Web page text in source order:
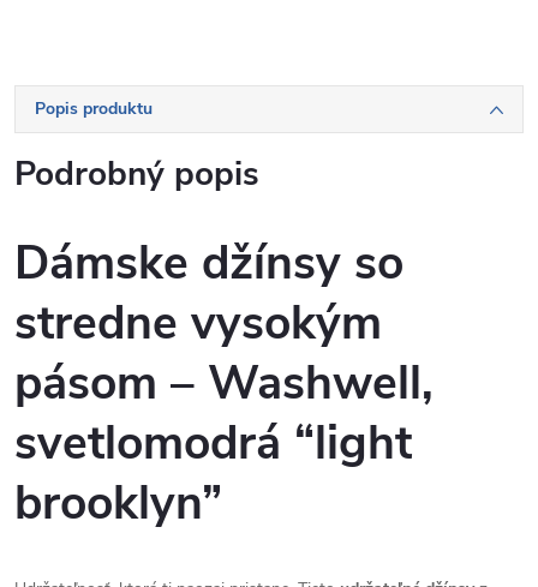
Popis produktu
Podrobný popis
Dámske džínsy so
stredne vysokým
pásom – Washwell,
svetlomodrá “light
brooklyn”